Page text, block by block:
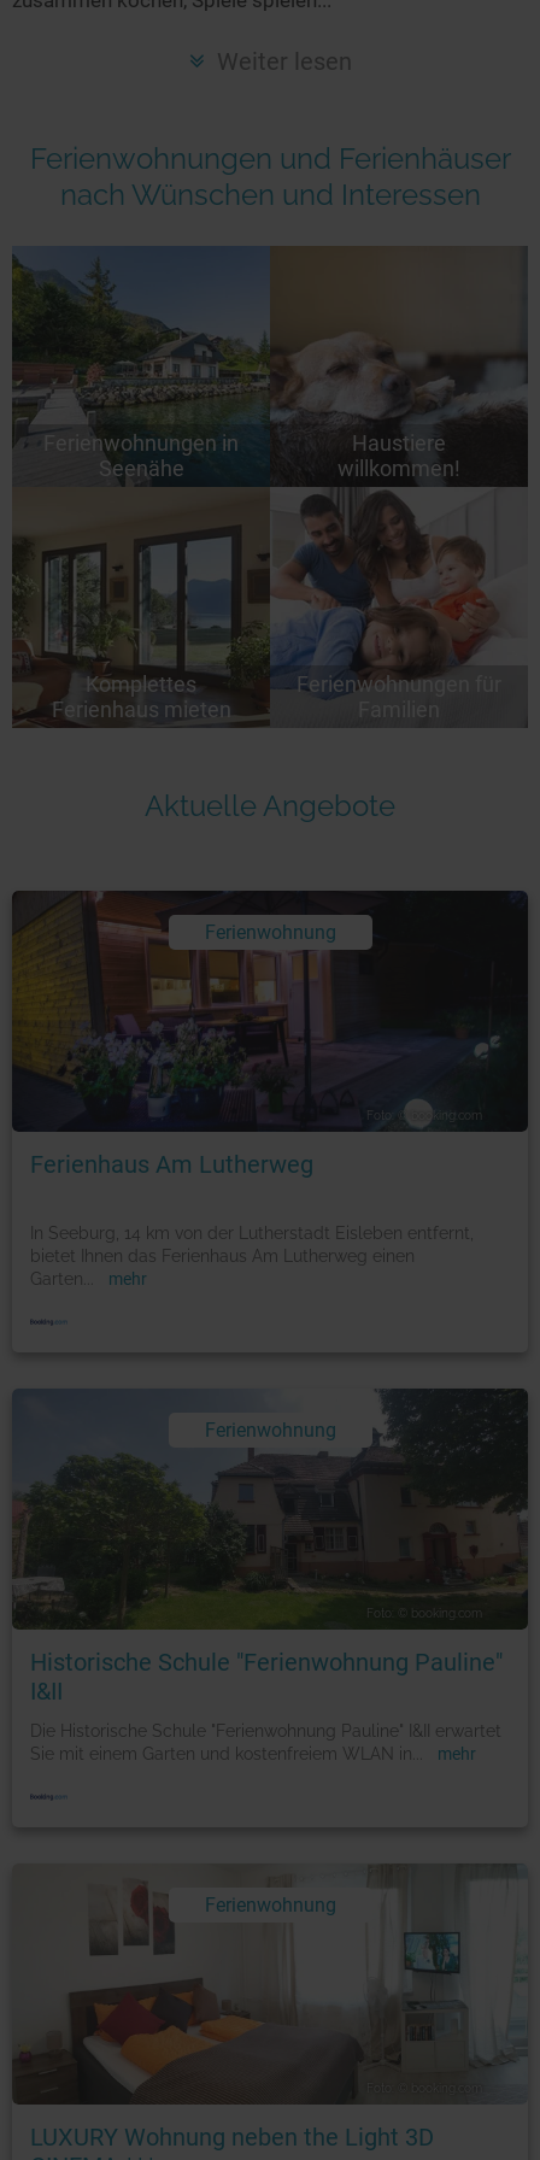
Glamping
Seen in Europa
Niederlande
Norwegen
alle Länder…
Weiter lesen
Ferienwohnungen und Ferienhäuser
nach Wünschen und Interessen
Ferienwohnungen in
Seenähe
Haustiere
willkommen!
Komplettes
Ferienhaus mieten
Ferienwohnungen für
Familien
Aktuelle Angebote
Ferienwohnung
Foto: © booking.com
Ferienhaus Am Lutherweg
In Seeburg, 14 km von der Lutherstadt Eisleben entfernt,
bietet Ihnen das Ferienhaus Am Lutherweg einen
Garten
mehr
Ferienwohnung
Foto: © booking.com
Historische Schule "Ferienwohnung Pauline"
I&II
Die Historische Schule "Ferienwohnung Pauline" I&II erwartet
Sie mit einem Garten und kostenfreiem WLAN in
mehr
Ferienwohnung
LUXURY Wohnung neben the Light 3D